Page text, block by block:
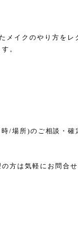
メイクのやり方をレ
。
/場所)のご相談・確
方は気軽にお問合せ